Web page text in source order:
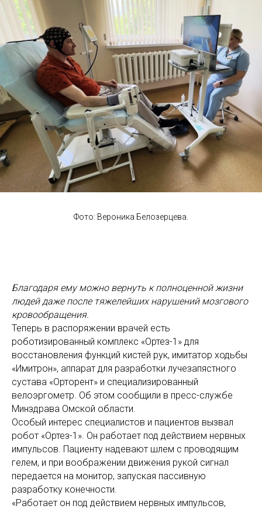
Фото: Вероника Белозерцева.
Благодаря ему можно вернуть к полноценной жизни
людей даже после тяжелейших нарушений мозгового
кровообращения.
Теперь в распоряжении врачей есть
роботизированный комплекс «Ортез-1» для
восстановления функций кистей рук, имитатор ходьбы
«Имитрон», аппарат для разработки лучезапястного
сустава «Орторент» и специализированный
велоэргометр. Об этом сообщили в пресс-службе
Минздрава Омской области.
Особый интерес специалистов и пациентов вызвал
робот «Ортез-1». Он работает под действием нервных
импульсов. Пациенту надевают шлем с проводящим
гелем, и при воображении движения рукой сигнал
передается на монитор, запуская пассивную
разработку конечности.
«Работает он под действием нервных импульсов,